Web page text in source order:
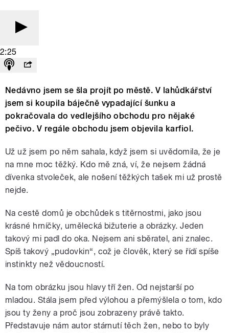
2:25
Nedávno jsem se šla projít po městě. V lahůdkářství
jsem si koupila báječně vypadající šunku a
pokračovala do vedlejšího obchodu pro nějaké
pečivo. V regále obchodu jsem objevila karfiol.
Už už jsem po něm sahala, když jsem si uvědomila, že je
na mne moc těžký. Kdo mě zná, ví, že nejsem žádná
dívenka stvoleček, ale nošení těžkých tašek mi už prostě
nejde.
Na cestě domů je obchůdek s titěrnostmi, jako jsou
krásné hrníčky, umělecká bižuterie a obrázky. Jeden
takový mi padl do oka. Nejsem ani sběratel, ani znalec.
Spíš takový „pudovkin“, což je člověk, který se řídí spíše
instinkty než vědoucností.
Na tom obrázku jsou hlavy tří žen. Od nejstarší po
mladou. Stála jsem před výlohou a přemýšlela o tom, kdo
jsou ty ženy a proč jsou zobrazeny právě takto.
Představuje nám autor stárnutí těch žen, nebo to byly